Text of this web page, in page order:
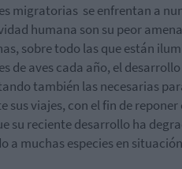
migratorias se enfrentan a
humana son su peor
sobre todo las que están
de aves cada año, el
también las necesarias
sus viajes, con el fin de
su reciente desarrollo ha
a muchas especies en